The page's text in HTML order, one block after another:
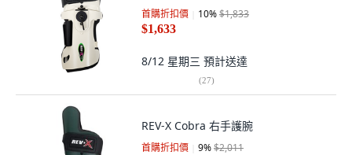
首購折扣價 10%$1,833
$1,633
8/12 星期三 預計送達
(27)
REV-X Cobra 右手護腕
首購折扣價 9%$2,011